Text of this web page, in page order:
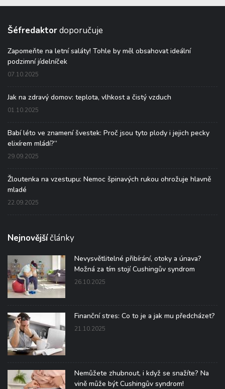
Šéfredaktordoporučuje
Zapomeňte na letní saláty! Tohle by měl obsahovat ideální
podzimní jídelníček
07.10.2025
Jak na zdravý domov: teplota, vlhkost a čistý vzduch
01.10.2025
Babí léto ve znamení švestek: Proč jsou tyto plody i jejich pecky
elixírem mládí?“
29.09.2025
Žloutenka na vzestupu: Nemoc špinavých rukou ohrožuje hlavně
mladé
22.09.2025
Nejnovějšíčlánky
Nevysvětlitelné přibírání, otoky a únava?
Možná za tím stojí Cushingův syndrom
26.10.2025
Finanční stres: Co to je a jak mu předcházet?
21.10.2025
Nemůžete zhubnout, i když se snažíte? Na
vině může být Cushingův syndrom!